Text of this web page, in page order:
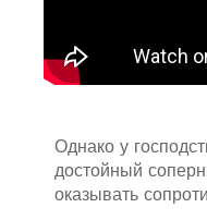
Однако у
достойный
оказывать